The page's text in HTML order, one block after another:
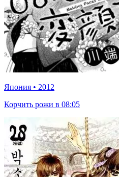
Япония • 2012
Корчить рожи в 08:05